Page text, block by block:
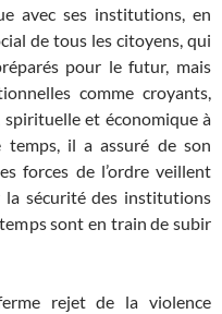
avec ses institutions, en
de tous les citoyens, qui
pour le futur, mais
comme croyants,
et économique à
temps, il a assuré de son
forces de l’ordre veillent
la sécurité des institutions
sont en train de subir
rejet de la violence